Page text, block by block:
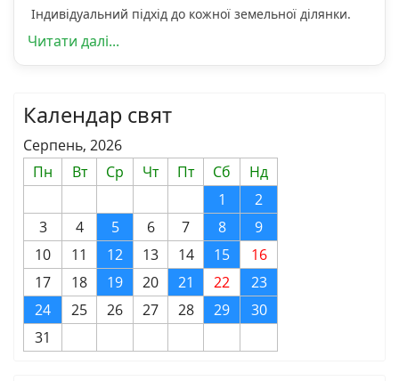
Індивідуальний підхід до кожної земельної ділянки.
Читати далі...
Календар свят
Серпень, 2026
Пн
Вт Ср Чт Пт Сб
Нд
1
2
3
4 5 6 7 8
9
10
11 12 13 14 15
16
17
18 19 20 21 22
23
24
25 26 27 28 29
30
31